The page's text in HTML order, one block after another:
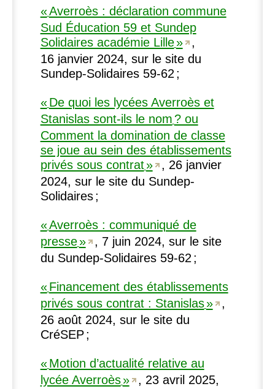
«Averroès : déclaration commune
Sud Éducation 59 et Sundep
Solidaires académie Lille»
,
16 janvier 2024, sur le site du
Sundep-Solidaires 59‑62 ;
«De quoi les lycées Averroès et
Stanislas sont-ils le nom ? ou
Comment la domination de classe
se joue au sein des établissements
privés sous contrat»
, 26 janvier
2024, sur le site du Sundep-
Solidaires;
«Averroès : communiqué de
presse»
, 7 juin 2024, sur le site
du Sundep-Solidaires 59‑62 ;
«Financement des établissements
privés sous contrat : Stanislas»
,
26 août 2024, sur le site du
CréSEP;
«Motion d’actualité relative au
lycée Averroès»
, 23 avril 2025,